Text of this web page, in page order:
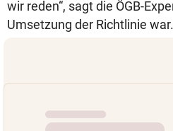
wir reden“, sagt die ÖGB-
Umsetzung der Richtlinie war.